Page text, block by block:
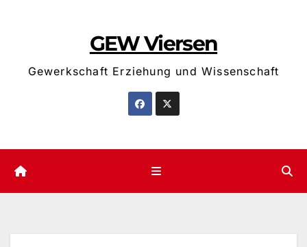
GEW Viersen
Gewerkschaft Erziehung und Wissenschaft